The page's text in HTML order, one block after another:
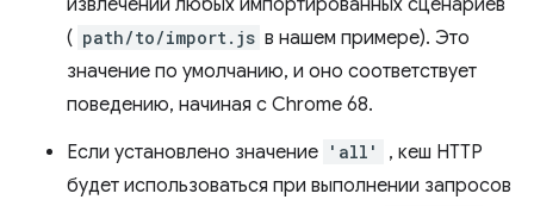
извлечении любых импортированных сценариев
( path/to/import.js в нашем примере). Это
значение по умолчанию, и оно соответствует
поведению, начиная с Chrome 68.
Если установлено значение 'all'
, кеш HTTP
будет использоваться при выполнении запросов